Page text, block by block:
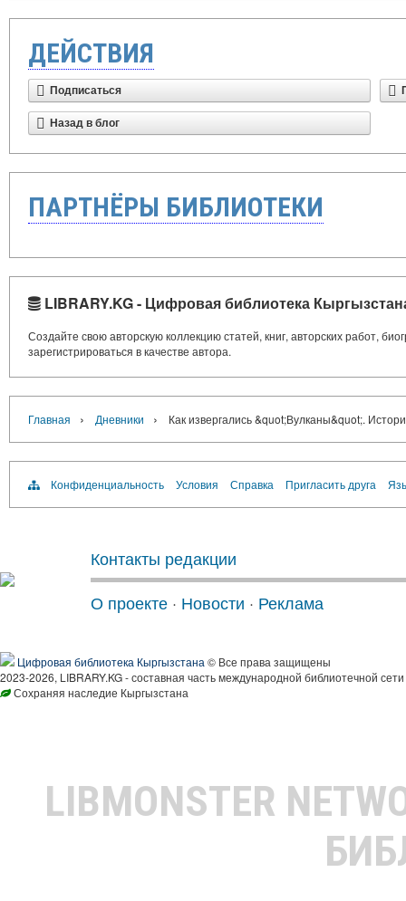
ДЕЙСТВИЯ
Подписаться
Назад в блог
ПАРТНЁРЫ БИБЛИОТЕКИ
LIBRARY.KG - Цифровая библиотека
Создайте свою авторскую коллекцию статей, книг, авторских работ,
зарегистрироваться в качестве автора.
Главная › Дневники › Как извергались &quot;Вулканы&quot;.
Конфиденциальность Условия Справка Пригласить друга
Контакты редакции
О проекте · Новости · Реклама
Цифровая библиотека Кыргызстана © Все права защищены
2023-2026, LIBRARY.KG - составная часть международной библиотечной
Сохраняя наследие Кыргызстана
LIBMONSTER